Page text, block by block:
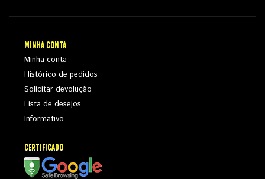
MINHA CONTA
Minha conta
Histórico de pedidos
Solicitar devolução
Lista de desejos
Informativo
CERTIFICADO